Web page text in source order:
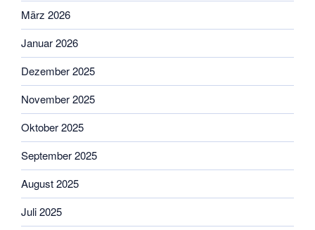
März 2026
Januar 2026
Dezember 2025
November 2025
Oktober 2025
September 2025
August 2025
Juli 2025